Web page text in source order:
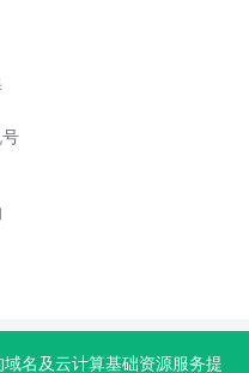
域名及云计算基础资源服务提